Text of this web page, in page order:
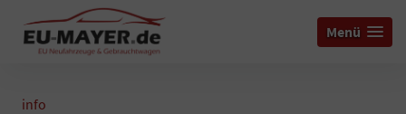
Menü
info